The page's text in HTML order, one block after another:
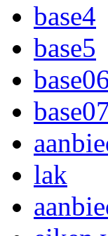
base4
base5
lak